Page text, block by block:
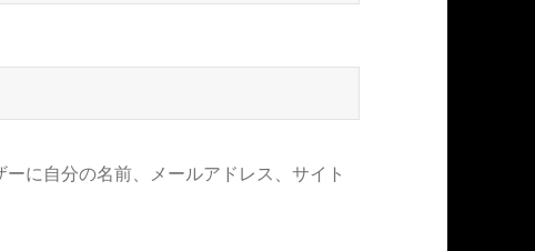
に自分の名前、メールアドレス、サイト